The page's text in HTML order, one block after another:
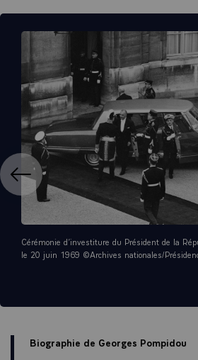
Cérémonie d’investiture du Président de la
le 20 juin 1969 ©Archives nationales/
Biographie de Georges Pompidou